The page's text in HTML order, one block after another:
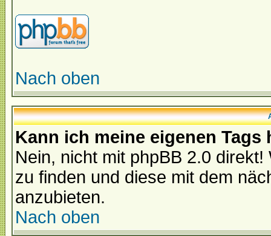
Nach oben
Kann ich meine eigenen Tags
Nein, nicht mit phpBB 2.0
zu finden und diese mit dem
anzubieten.
Nach oben